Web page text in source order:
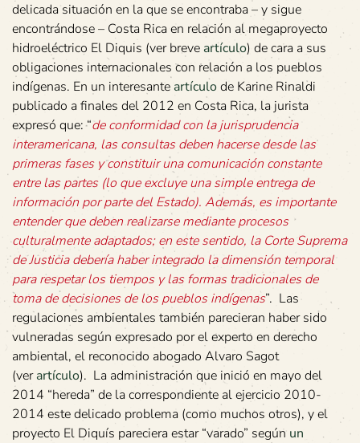
delicada situación en la que se encontraba – y sigue
encontrándose – Costa Rica en relación al megaproyecto
hidroeléctrico El Diquis (ver breve artículo) de cara a sus
obligaciones internacionales con relación a los pueblos
indígenas. En un interesante artículode Karine Rinaldi
publicado a finales del 2012 en Costa Rica, la jurista
expresó que: “de conformidad con la jurisprudencia
interamericana, las consultas deben hacerse desde las
primeras fases y constituir una comunicación constante
entre las partes (lo que excluye una simple entrega de
información por parte del Estado). Además, es importante
entender que deben realizarse mediante procesos
culturalmente adaptados; en este sentido, la Corte Suprema
de Justicia debería haber integrado la dimensión temporal
para respetar los tiempos y las formas tradicionales de
toma de decisiones de los pueblos indígenas”. Las
regulaciones ambientales también parecieran haber sido
vulneradas según expresado por el experto en derecho
ambiental, el reconocido abogado Alvaro Sagot
(verartículo). La administración que inició en mayo del
2014 “hereda” de la correspondiente al ejercicio 2010-
2014 este delicado problema (como muchos otros), y el
proyecto El Diquís pareciera estar “varado” según un